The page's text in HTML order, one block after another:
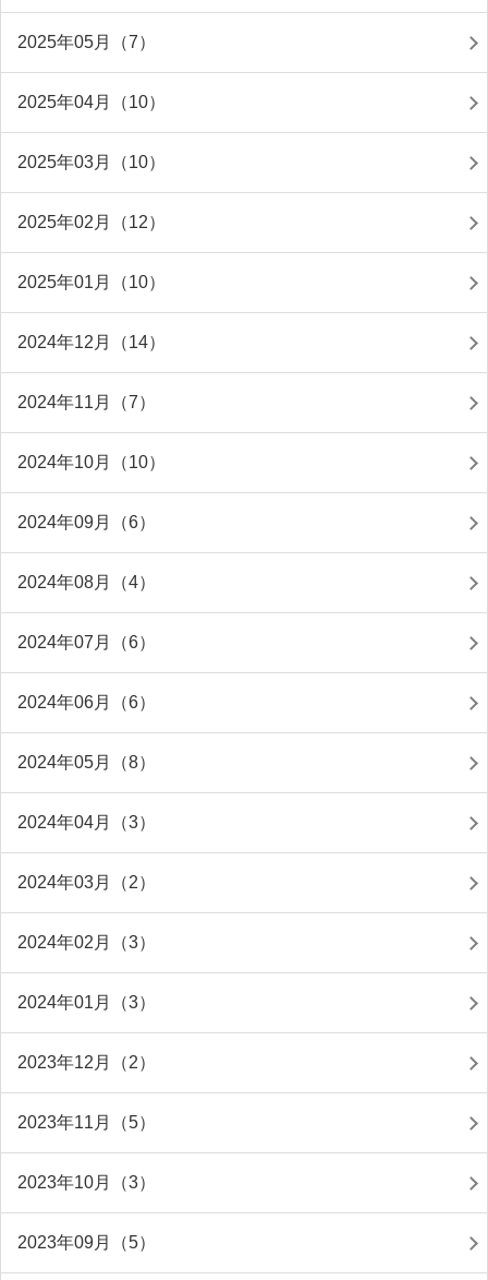
2025年05月（7）
2025年04月（10）
2025年03月（10）
2025年02月（12）
2025年01月（10）
2024年12月（14）
2024年11月（7）
2024年10月（10）
2024年09月（6）
2024年08月（4）
2024年07月（6）
2024年06月（6）
2024年05月（8）
2024年04月（3）
2024年03月（2）
2024年02月（3）
2024年01月（3）
2023年12月（2）
2023年11月（5）
2023年10月（3）
2023年09月（5）